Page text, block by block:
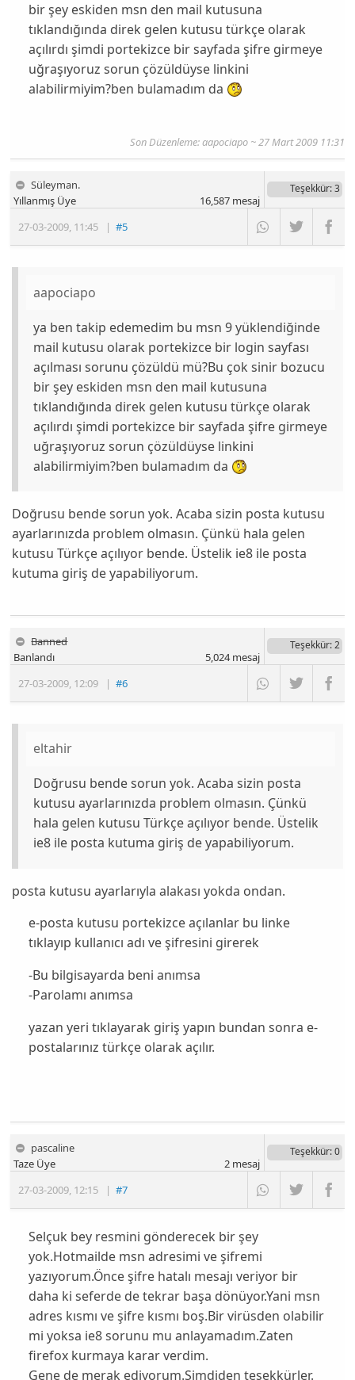
bir şey eskiden msn den mail kutusuna
tıklandığında direk gelen kutusu türkçe olarak
açılırdı şimdi portekizce bir sayfada şifre girmeye
uğraşıyoruz sorun çözüldüyse linkini
alabilirmiyim?ben bulamadım da
Son Düzenleme: aapociapo ~ 27 Mart 2009 11:31
Süleyman.
27-03-2009, 11:45 |#5
Yıllanmış Üye
Teşekkür: 3
16,587mesaj
aapociapo
ya ben takip edemedim bu msn 9 yüklendiğinde
mail kutusu olarak portekizce bir login sayfası
açılması sorunu çözüldü mü?Bu çok sinir bozucu
bir şey eskiden msn den mail kutusuna
tıklandığında direk gelen kutusu türkçe olarak
açılırdı şimdi portekizce bir sayfada şifre girmeye
uğraşıyoruz sorun çözüldüyse linkini
alabilirmiyim?ben bulamadım da
Doğrusu bende sorun yok. Acaba sizin posta kutusu
ayarlarınızda problem olmasın. Çünkü hala gelen
kutusu Türkçe açılıyor bende. Üstelik ie8 ile posta
kutuma giriş de yapabiliyorum.
Banned
27-03-2009 12:09 |#6
Banlandı
Teşekkür: 2
5,024mesaj
eltahir
Doğrusu bende sorun yok. Acaba sizin posta
kutusu ayarlarınızda problem olmasın. Çünkü
hala gelen kutusu Türkçe açılıyor bende. Üstelik
ie8 ile posta kutuma giriş de yapabiliyorum.
posta kutusu ayarlarıyla alakası yokda ondan.
e-posta kutusu portekizce açılanlar bu linke
tıklayıp kullanıcı adı ve şifresini girerek
-Bu bilgisayarda beni anımsa
-Parolamı anımsa
yazan yeri tıklayarak giriş yapın bundan sonra e-
postalarınız türkçe olarak açılır.
pascaline
27-03-2009, 12:15 |#7
Taze Üye
Teşekkür: 0
2mesaj
Selçuk bey resmini gönderecek bir şey
yok.Hotmailde msn adresimi ve şifremi
yazıyorum.Önce şifre hatalı mesajı veriyor bir
daha ki seferde de tekrar başa dönüyor.Yani msn
adres kısmı ve şifre kısmı boş.Bir virüsden olabilir
mi yoksa ie8 sorunu mu anlayamadım.Zaten
firefox kurmaya karar verdim.
Gene de merak ediyorum.Şimdiden teşekkürler.